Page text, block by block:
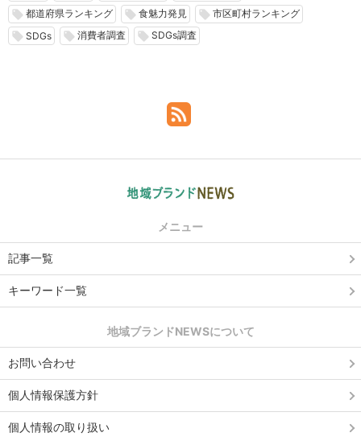
local_offer 都道府県ランキング local_offer 食魅力発見 local_offer 市区町村ランキング
local_offer SDGs local_offer 消費者調査 local_offer SDGs調査
メニュー
記事一覧
キーワード一覧
地域ブランドNEWSについて
お問い合わせ
個人情報保護方針
個人情報の取り扱い